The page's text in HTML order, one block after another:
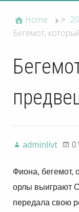
Home >
Бегемот,
adminlivt
Фиона, бегемот,
орлы выиграют
передала свою